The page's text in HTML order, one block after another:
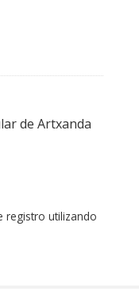
de Artxanda
registro utilizando